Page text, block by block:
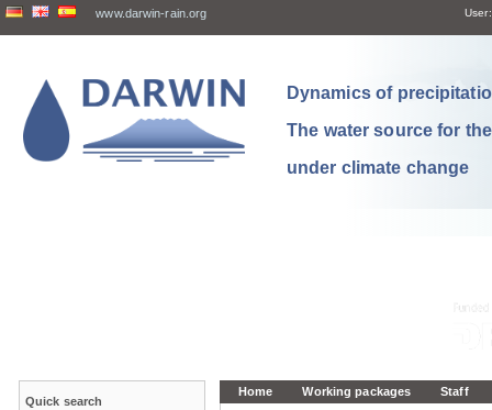
www.darwin-rain.org User:
Dynamics of
The water source for
under climate change
Home Working packages Staff
Quick search